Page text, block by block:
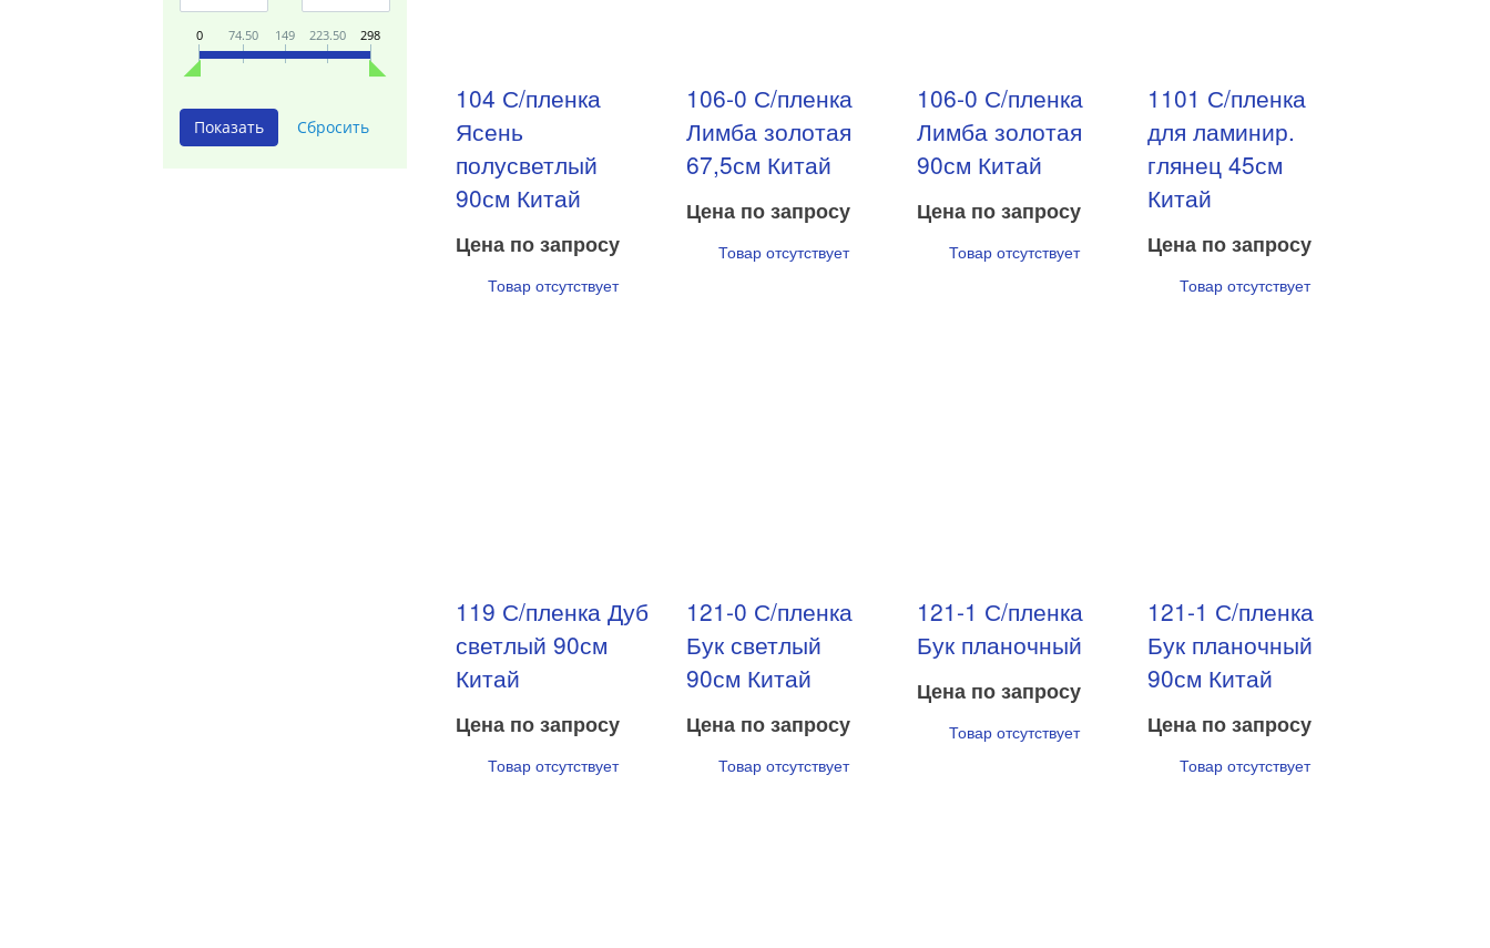
0 74.50 149 223.50 298
104 С/пленка
Ясень
полусветлый
90см Китай
Цена по запросу
Товар отсутствует
106-0 С/пленка
Лимба золотая
67,5см Китай
Цена по запросу
Товар отсутствует
106-0 С/пленка
Лимба золотая
90см Китай
Цена по запросу
Товар отсутствует
1101 С/пленка
для ламинир.
глянец 45см
Китай
Цена по запросу
Товар отсутствует
119 С/пленка Дуб
светлый 90см
Китай
Цена по запросу
Товар отсутствует
121-0 С/пленка
Бук светлый
90см Китай
Цена по запросу
Товар отсутствует
121-1 С/пленка
Бук планочный
Цена по запросу
Товар отсутствует
121-1 С/пленка
Бук планочный
90см Китай
Цена по запросу
Товар отсутствует